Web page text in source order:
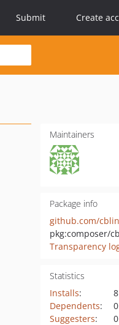
Submit Create
Maintainers
Package info
github.com/
pkg:composer/
Transparency
Statistics
Installs:
Dependents:
0
Suggesters:
0